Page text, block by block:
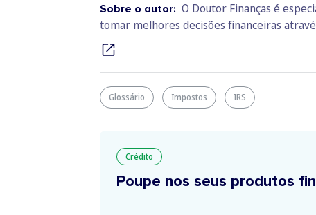
Sobre o autor: O Doutor Finanças é
tomar melhores decisões financeiras
Glossário Impostos IRS
Crédito
Poupe nos seus produtos